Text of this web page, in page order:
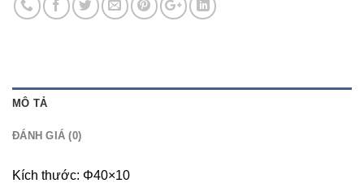
MÔ TẢ
ĐÁNH GIÁ (0)
Kích thước: Φ40×10